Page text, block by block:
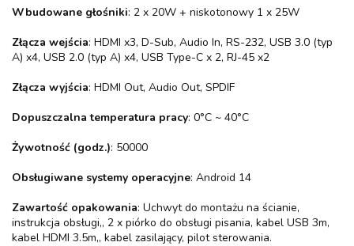
Wbudowane głośniki: 2 x 20W + niskotonowy 1 x 25W
Złącza wejścia: HDMI x3, D-Sub, Audio In, RS-232, USB 3.0 (typ
A) x4, USB 2.0 (typ A) x4, USB Type-C x 2, RJ-45 x2
Złącza wyjścia: HDMI Out, Audio Out, SPDIF
Dopuszczalna temperatura pracy: 0°C ~ 40°C
Żywotność (godz.): 50000
Obsługiwane systemy operacyjne: Android 14
Zawartość opakowania: Uchwyt do montażu na ścianie,
instrukcja obsługi,, 2 x piórko do obsługi pisania, kabel USB 3m,
kabel HDMI 3.5m,, kabel zasilający, pilot sterowania.